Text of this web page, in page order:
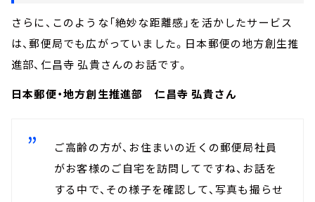
さらに、このような「絶妙な距離感」を活かしたサービス
は、郵便局でも広がっていました。日本郵便の地方創生推
進部、仁昌寺 弘貴さんのお話です。
日本郵便・地方創生推進部 仁昌寺 弘貴さん
ご高齢の方が、お住まいの近くの郵便局社員
がお客様のご自宅を訪問してですね、お話を
する中で、その様子を確認して、写真も撮らせ